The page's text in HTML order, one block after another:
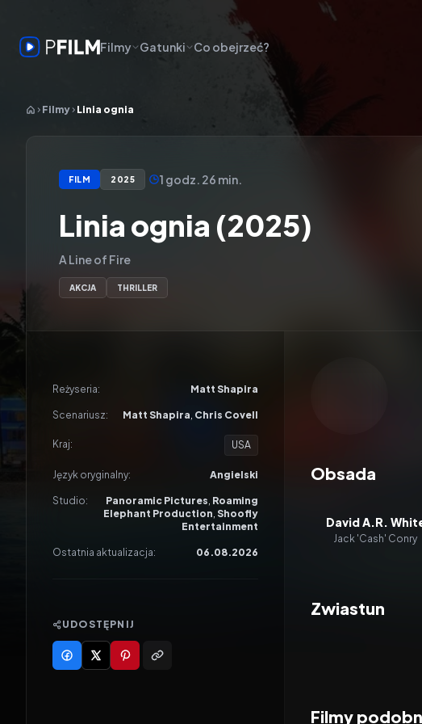
Filmy Gatunki Co obejrzeć?
Filmy Linia ognia
FILM 2025 1 godz. 26 min.
Linia ognia (2025)
A Line of Fire
AKCJA THRILLER
Reżyseria: Matt Shapira
Scenariusz: Matt Shapira, Chris Covell
Kraj: USA
Język oryginalny: Angielski
Studio: Panoramic Pictures, Roaming
Elephant Production, Shoofly
Entertainment
Ostatnia aktualizacja: 06.08.2026
UDOSTĘPNIJ
Obsada
David A.R.
Jack 'Cash' Conry
Zwiastun
Filmy